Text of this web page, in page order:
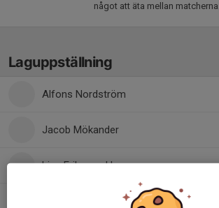
något att äta mellan matcherna.
Laguppställning
Alfons Nordström
Jacob Mökander
Lian Eriksson Hanzen
Melvin Samuelsson